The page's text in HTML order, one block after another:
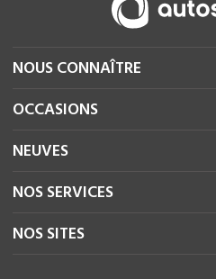
NOUS CONNAÎTRE
OCCASIONS
NEUVES
NOS SERVICES
NOS SITES